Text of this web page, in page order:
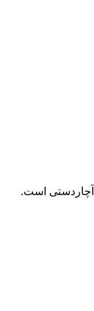
آچاردستی است.